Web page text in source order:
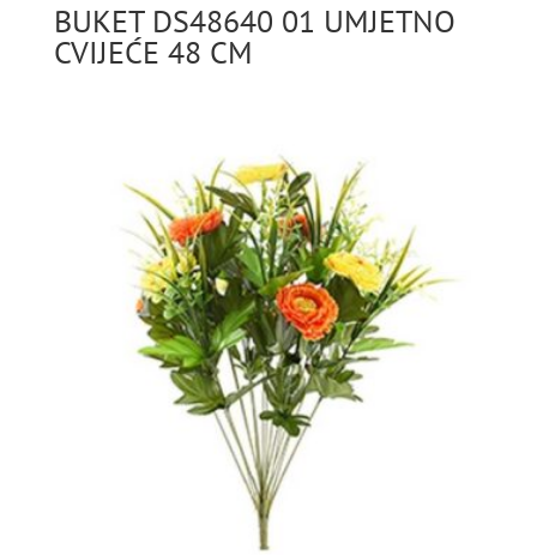
BUKET DS48640 01 UMJETNO
CVIJEĆE 48 CM